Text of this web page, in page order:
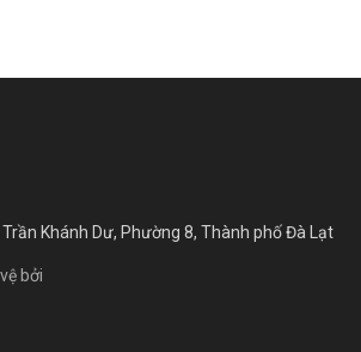
Khánh Dư, Phường 8, Thành phố Đà Lạt
bởi